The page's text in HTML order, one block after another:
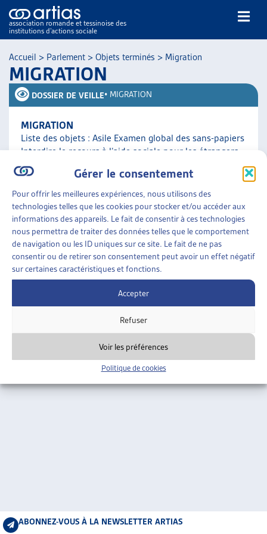
Gérer le consentement
Pour offrir les meilleures expériences, nous utilisons des
technologies telles que les cookies pour stocker et/ou accéder aux
informations des appareils. Le fait de consentir à ces technologies
nous permettra de traiter des données telles que le comportement
de navigation ou les ID uniques sur ce site. Le fait de ne pas
consentir ou de retirer son consentement peut avoir un effet négatif
sur certaines caractéristiques et fonctions.
Accepter
Refuser
Voir les préférences
Politique de cookies
association romande et tessinoise des
institutions d’actions sociale
NOS PUBLICATIONS
DOSSIERS DU MOIS
VEILLE
RESSOURCES
THÉMATIQUES
GUIDE SOCIAL ROMAND
AUTRES
ARTIAS
PROJETS ET ACTIVITÉS
Accueil > Parlement > Objets terminés > Migration
MIGRATION
DOSSIER DE VEILLE• MIGRATION
MIGRATION
Liste des objets : Asile Examen global des sans-papiers
Interdire le recours à l’aide sociale pour les étrangers
qui arrivent en Suisse Libre circulation des [...]
Parlement»Objets terminés»Migration
ABONNEZ-VOUS À LA NEWSLETTER ARTIAS